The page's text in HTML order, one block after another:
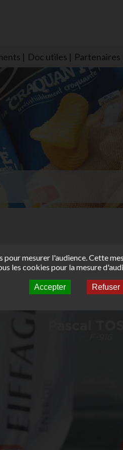
Doc utiles Partenaires
sur nous pour que l'eau
pour mesurer l'audience. Cette
les cookies pour la mesure
Accepter Refuser